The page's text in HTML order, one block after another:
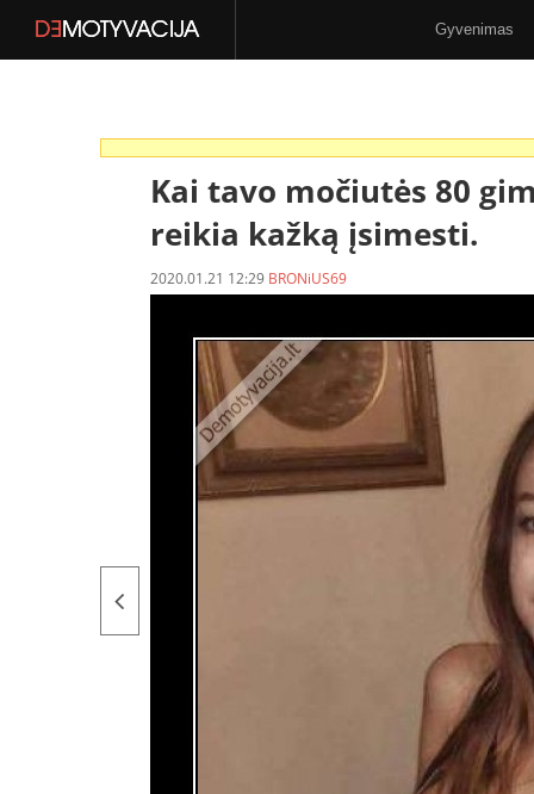
Gyvenimas
Kai tavo močiutės 80
reikia kažką įsimesti.
2020.01.21 12:29 BRONiUS69